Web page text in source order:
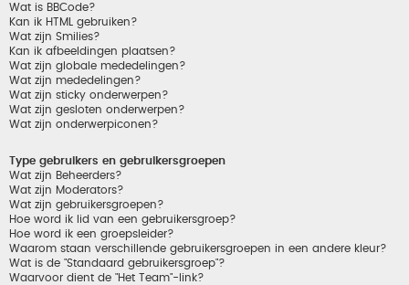
Wat is BBCode?
Kan ik HTML gebruiken?
Wat zijn Smilies?
Kan ik afbeeldingen plaatsen?
Wat zijn globale mededelingen?
Wat zijn mededelingen?
Wat zijn sticky onderwerpen?
Wat zijn gesloten onderwerpen?
Wat zijn onderwerpiconen?
Type gebruikers en gebruikersgroepen
Wat zijn Beheerders?
Wat zijn Moderators?
Wat zijn gebruikersgroepen?
Hoe word ik lid van een gebruikersgroep?
Hoe word ik een groepsleider?
Waarom staan verschillende gebruikersgroepen in een andere kleur?
Wat is de "Standaard gebruikersgroep"?
Waarvoor dient de "Het Team"-link?